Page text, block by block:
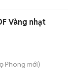
Vàng nhạt
Phong mới)